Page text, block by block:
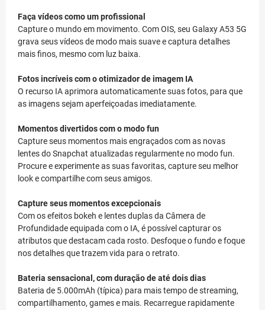
Faça vídeos como um profissional
Capture o mundo em movimento. Com OIS, seu Galaxy A53 5G
grava seus vídeos de modo mais suave e captura detalhes
mais finos, mesmo com luz baixa.
Fotos incríveis com o otimizador de imagem IA
O recurso IA aprimora automaticamente suas fotos, para que
as imagens sejam aperfeiçoadas imediatamente.
Momentos divertidos com o modo fun
Capture seus momentos mais engraçados com as novas
lentes do Snapchat atualizadas regularmente no modo fun.
Procure e experimente as suas favoritas, capture seu melhor
look e compartilhe com seus amigos.
Capture seus momentos excepcionais
Com os efeitos bokeh e lentes duplas da Câmera de
Profundidade equipada com o IA, é possível capturar os
atributos que destacam cada rosto. Desfoque o fundo e foque
nos detalhes que trazem vida para o retrato.
Bateria sensacional, com duração de até dois dias
Bateria de 5.000mAh (típica) para mais tempo de streaming,
compartilhamento, games e mais. Recarregue rapidamente